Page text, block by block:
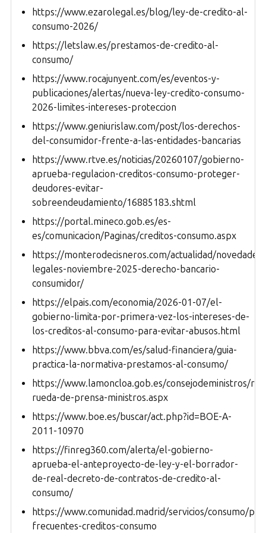
https://www.ezarolegal.es/blog/ley-de-credito-al-
consumo-2026/
https://letslaw.es/prestamos-de-credito-al-
consumo/
https://www.rocajunyent.com/es/eventos-y-
publicaciones/alertas/nueva-ley-credito-consumo-
2026-limites-intereses-proteccion
https://www.geniurislaw.com/post/los-derechos-
del-consumidor-frente-a-las-entidades-bancarias
https://www.rtve.es/noticias/20260107/gobierno-
aprueba-regulacion-creditos-consumo-proteger-
deudores-evitar-
sobreendeudamiento/16885183.shtml
https://portal.mineco.gob.es/es-
es/comunicacion/Paginas/creditos-consumo.aspx
https://monterodecisneros.com/actualidad/novedades-
legales-noviembre-2025-derecho-bancario-
consumidor/
https://elpais.com/economia/2026-01-07/el-
gobierno-limita-por-primera-vez-los-intereses-de-
los-creditos-al-consumo-para-evitar-abusos.html
https://www.bbva.com/es/salud-financiera/guia-
practica-la-normativa-prestamos-al-consumo/
https://www.lamoncloa.gob.es/consejodeministros/
rueda-de-prensa-ministros.aspx
https://www.boe.es/buscar/act.php?id=BOE-A-
2011-10970
https://finreg360.com/alerta/el-gobierno-
aprueba-el-anteproyecto-de-ley-y-el-borrador-
de-real-decreto-de-contratos-de-credito-al-
consumo/
https://www.comunidad.madrid/servicios/consumo/
frecuentes-creditos-consumo